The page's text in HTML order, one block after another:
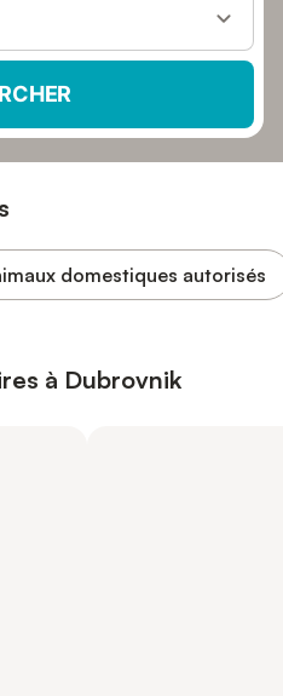
domestiques autorisés
à Dubrovnik